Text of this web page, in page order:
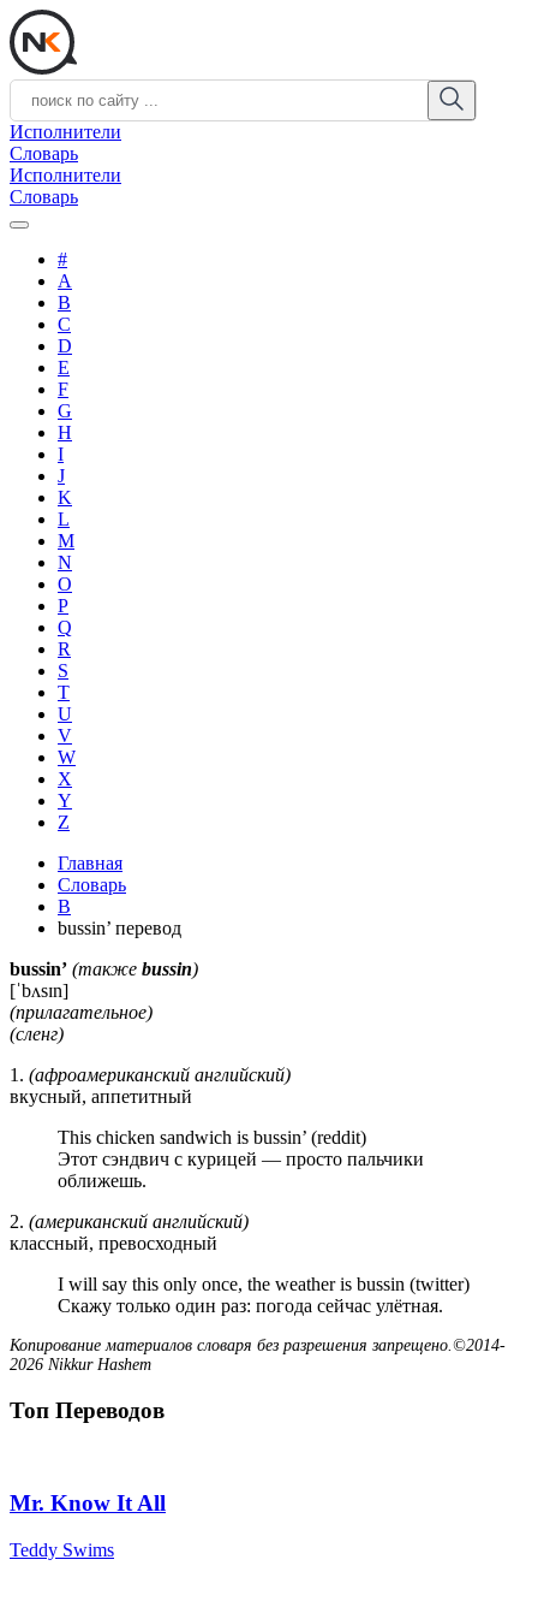
Исполнители
Словарь
Исполнители
Словарь
#
A
B
C
D
E
F
G
H
I
J
K
L
M
N
O
P
Q
R
S
T
U
V
W
X
Y
Z
Главная
Словарь
B
bussin’ перевод
bussin’ (также bussin)
[ˈbʌsɪn]
(прилагательное)
(сленг)
1. (афроамериканский английский)
вкусный, аппетитный
This chicken sandwich is bussin’ (reddit)
Этот сэндвич с курицей — просто пальчики
оближешь.
2. (американский английский)
классный, превосходный
I will say this only once, the weather is bussin (twitter)
Скажу только один раз: погода сейчас улётная.
Копирование материалов словаря без разрешения запрещено.©2014-
2026 Nikkur Hashem
Топ Переводов
Mr. Know It All
Teddy Swims